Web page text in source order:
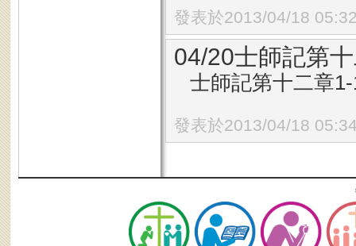
發表於2013/04/18
04/20士師記第
士師記第十二章
發表於2013/04/18